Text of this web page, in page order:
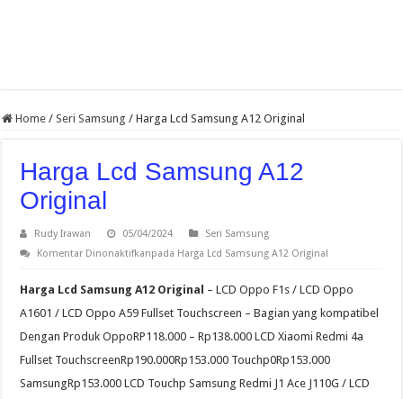
Home / Seri Samsung / Harga Lcd Samsung A12 Original
Harga Lcd Samsung A12
Original
Rudy Irawan 05/04/2024
Seri Samsung
Komentar Dinonaktifkanpada Harga Lcd Samsung A12 Original
Harga Lcd Samsung A12 Original – LCD Oppo F1s / LCD Oppo
A1601 / LCD Oppo A59 Fullset Touchscreen – Bagian yang kompatibel
Dengan Produk OppoRP118.000 – Rp138.000 LCD Xiaomi Redmi 4a
Fullset TouchscreenRp190.000Rp153.000 Touchp0Rp153.000
SamsungRp153.000 LCD Touchp Samsung Redmi J1 Ace J110G / LCD